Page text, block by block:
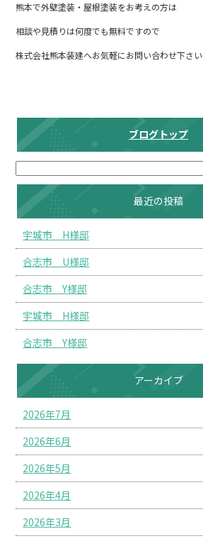
熊本で外壁塗装・屋根塗装をお考えの方は
相談や見積りは何度でも無料ですので
株式会社熊本装建へお気軽にお問い合わせ下さい
ブログトップ
最近の投稿
宇城市 H様邸
合志市 U様邸
合志市 Y様邸
宇城市 H様邸
合志市 Y様邸
アーカイブ
2026年7月
2026年6月
2026年5月
2026年4月
2026年3月